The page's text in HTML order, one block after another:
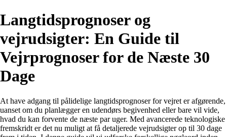
Langtidsprognoser og
vejrudsigter: En Guide til
Vejrprognoser for de Næste 30
Dage
At have adgang til pålidelige langtidsprognoser for vejret er afgørende,
uanset om du planlægger en udendørs begivenhed eller bare vil vide,
hvad du kan forvente de næste par uger. Med avancerede teknologiske
fremskridt er det nu muligt at få detaljerede vejrudsigter op til 30 dage